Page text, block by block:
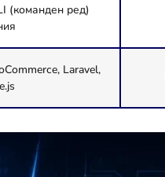
(команден ред)
Laravel,